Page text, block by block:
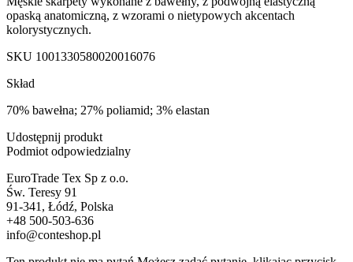
opaską anatomiczną, z wzorami o nietypowych akcentach
kolorystycznych.
SKU 1001330580020016076
Skład
70% bawełna; 27% poliamid; 3% elastan
Udostępnij produkt
Podmiot odpowiedzialny
EuroTrade Tex Sp z o.o.
Św. Teresy 91
91-341, Łódź, Polska
+48 500-503-636
info@conteshop.pl